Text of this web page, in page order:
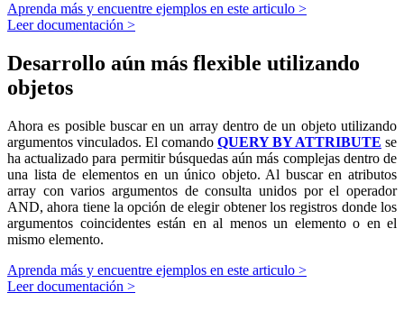
Aprenda más y encuentre ejemplos en este articulo >
Leer documentación >
Desarrollo aún más flexible utilizando
objetos
Ahora es posible buscar en un array dentro de un objeto utilizando
argumentos vinculados. El comando QUERY BY ATTRIBUTE se
ha actualizado para permitir búsquedas aún más complejas dentro de
una lista de elementos en un único objeto. Al buscar en atributos
array con varios argumentos de consulta unidos por el operador
AND, ahora tiene la opción de elegir obtener los registros donde los
argumentos coincidentes están en al menos un elemento o en el
mismo elemento.
Aprenda más y encuentre ejemplos en este articulo >
Leer documentación >